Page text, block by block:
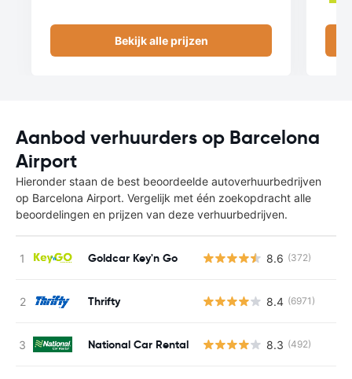
Bekijk alle prijzen
Aanbod verhuurders op Barcelona
Airport
Hieronder staan de best beoordeelde autoverhuurbedrijven
op Barcelona Airport. Vergelijk met één zoekopdracht alle
beoordelingen en prijzen van deze verhuurbedrijven.
Goldcar Key'n Go 8.6 (372)
Thrifty 8.4 (6971)
National Car Rental 8.3 (492)